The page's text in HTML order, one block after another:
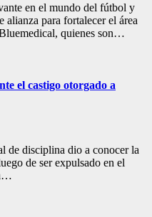
en el mundo del fútbol y
alianza para fortalecer el área
quienes son…
el castigo otorgado a
de disciplina dio a conocer la
de ser expulsado en el